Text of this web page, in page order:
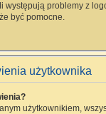
występują problemy z
być pomocne.
użytkownika
użytkownikiem,